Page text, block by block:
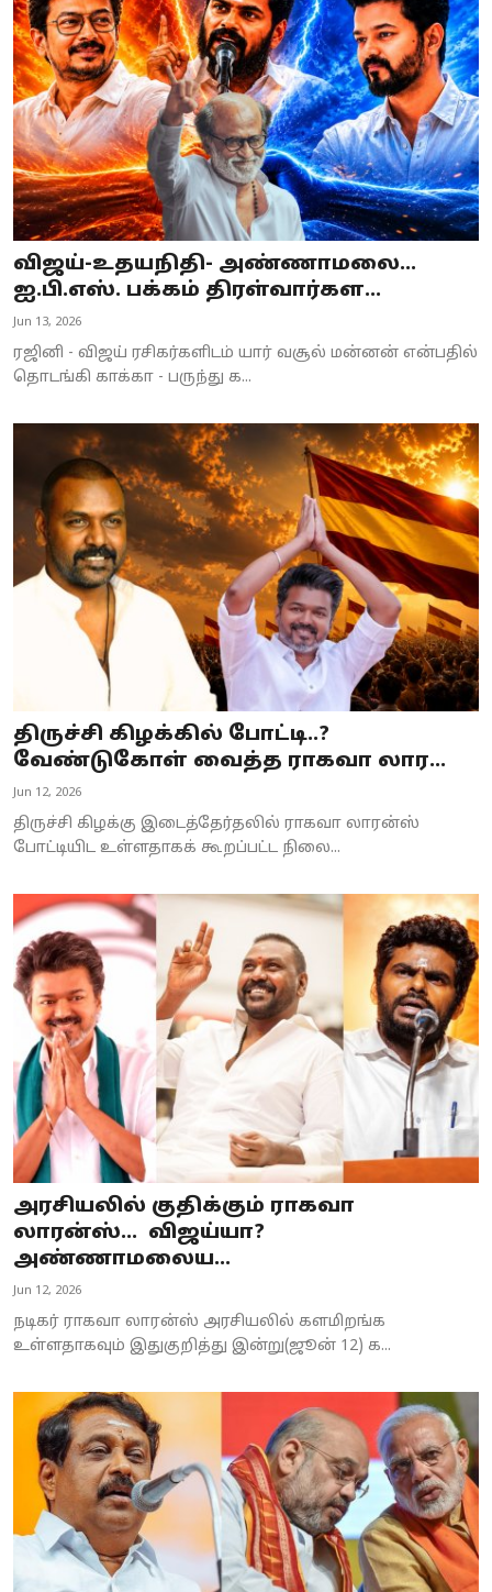
விஜய்-உதயநிதி- அண்ணாமலை...
ஐ.பி.எஸ். பக்கம் திரள்வார்கள...
Jun 13, 2026
ரஜினி - விஜய் ரசிகர்களிடம் யார் வசூல் மன்னன் என்பதில்
தொடங்கி காக்கா - பருந்து க...
திருச்சி கிழக்கில் போட்டி..?
வேண்டுகோள் வைத்த ராகவா லார...
Jun 12, 2026
திருச்சி கிழக்கு இடைத்தேர்தலில் ராகவா லாரன்ஸ்
போட்டியிட உள்ளதாகக் கூறப்பட்ட நிலை...
அரசியலில் குதிக்கும் ராகவா
லாரன்ஸ்… விஜய்யா?
அண்ணாமலைய...
Jun 12, 2026
நடிகர் ராகவா லாரன்ஸ் அரசியலில் களமிறங்க
உள்ளதாகவும் இதுகுறித்து இன்று(ஜூன் 12) க...